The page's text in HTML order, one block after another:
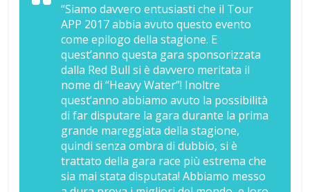
“Siamo davvero entusiasti che il Tour
APP 2017 abbia avuto questo evento
come epilogo della stagione. E
quest’anno questa gara sponsorizzata
dalla Red Bull si è davvero meritata il
nome di “Heavy Water”! Inoltre
quest’anno abbiamo avuto la possibilità
di far disputare la gara durante la prima
grande mareggiata della stagione,
quindi senza ombra di dubbio, si è
trattato della gara race più estrema che
sia mai stata disputata! Abbiamo messo